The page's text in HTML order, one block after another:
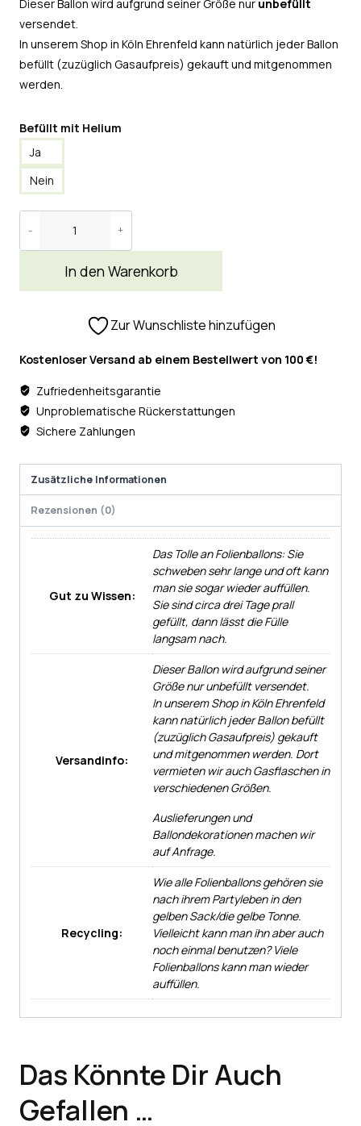
Dieser Ballon wird aufgrund seiner Größe nur unbefüllt
versendet.
In unserem Shop in Köln Ehrenfeld kann natürlich jeder Ballon
befüllt (zuzüglich Gasaufpreis) gekauft und mitgenommen
werden.
Befüllt mit Helium
Ja
Nein
In den Warenkorb
Zur Wunschliste hinzufügen
Kostenloser Versand ab einem Bestellwert von 100 €!
Zufriedenheitsgarantie
Unproblematische Rückerstattungen
Sichere Zahlungen
Zusätzliche Informationen
Rezensionen (0)
Gut zu Wissen:
Das Tolle an Folienballons: Sie
schweben sehr lange und oft kann
man sie sogar wieder auffüllen.
Sie sind circa drei Tage prall
gefüllt, dann lässt die Fülle
langsam nach.
Versandinfo:
Dieser Ballon wird aufgrund seiner
Größe nur unbefüllt versendet.
In unserem Shop in Köln Ehrenfeld
kann natürlich jeder Ballon befüllt
(zuzüglich Gasaufpreis) gekauft
und mitgenommen werden. Dort
vermieten wir auch Gasflaschen in
verschiedenen Größen.
Auslieferungen und
Ballondekorationen machen wir
auf Anfrage.
Recycling:
Wie alle Folienballons gehören sie
nach ihrem Partyleben in den
gelben Sack/die gelbe Tonne.
Vielleicht kann man ihn aber auch
noch einmal benutzen? Viele
Folienballons kann man wieder
auffüllen.
Das Könnte Dir Auch
Gefallen …